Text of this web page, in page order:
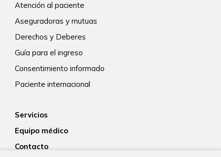
Atención al paciente
Aseguradoras y mutuas
Derechos y Deberes
Guía para el ingreso
Consentimiento informado
Paciente internacional
Servicios
Equipo médico
Contacto